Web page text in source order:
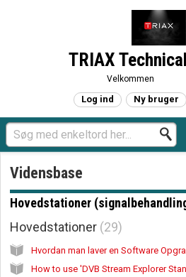
TRIAX
Velkommen
Log ind Ny bruger
Vidensbase
Hovedstationer
Hovedstationer 29
Hvordan man laver en Software